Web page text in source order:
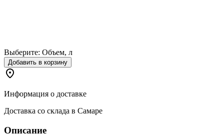
Выберите: Объем, л
Добавить в корзину
Информация о доставке
Доставка со склада в Самаре
Описание